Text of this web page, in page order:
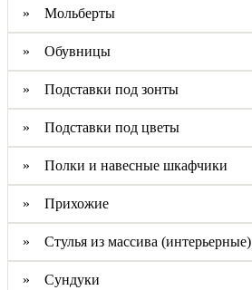
» Мольберты
» Обувницы
» Подставки под зонты
» Подставки под цветы
» Полки и навесные шкафчики
» Прихожие
» Стулья из массива (интерьерные)
» Сундуки